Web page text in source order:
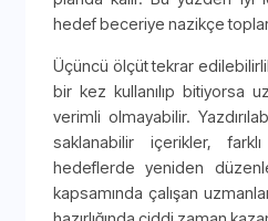
hedef beceriye nazikçe
Üçüncü ölçüt tekrar
bir kez kullanılıp bitiyorsa
verimli olmayabilir.
saklanabilir içerikler,
hedeflerde yeniden
kapsamında çalışan